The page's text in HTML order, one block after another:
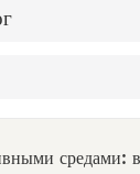
средами: